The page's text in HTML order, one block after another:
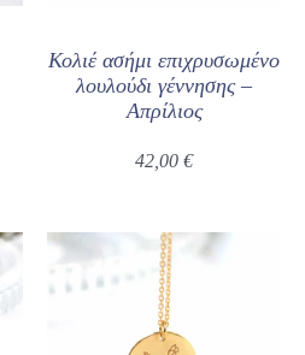
Κολιέ ασήμι επιχρυσωμένο
λουλούδι γέννησης –
Απρίλιος
42,00 €